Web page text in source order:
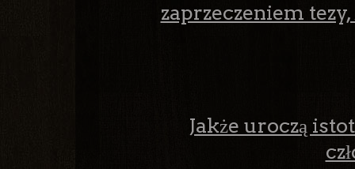
zaprzeczeniem
Jakże uroczą